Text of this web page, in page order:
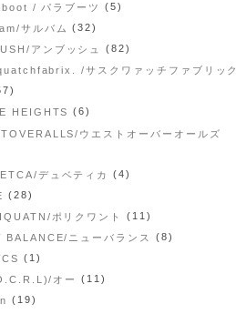
/ パラブーツ (5)
サルバム (32)
アンブッシュ (82)
/サスクワァッチファブリック
HEIGHTS (6)
ウエストオーバーオールズ
デュベティカ (4)
(28)
ポリクワント (11)
BALANCE/ニューバランス (8)
(1)
オー (11)
(19)